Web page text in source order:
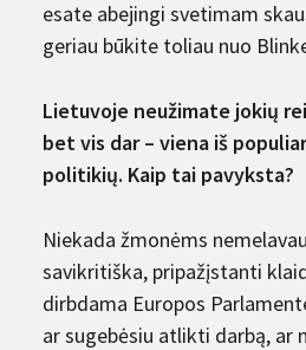
esate abejingi svetimam
geriau būkite toliau nuo
Lietuvoje neužimate jokių
bet vis dar – viena iš
politikių. Kaip tai pavyksta?
Niekada žmonėms
savikritiška, pripažįstanti
dirbdama Europos
ar sugebėsiu atlikti darbą, ar